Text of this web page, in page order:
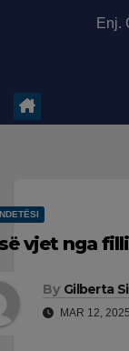
Enj.
vjet nga
By Gilberta
MAR 12, 2025